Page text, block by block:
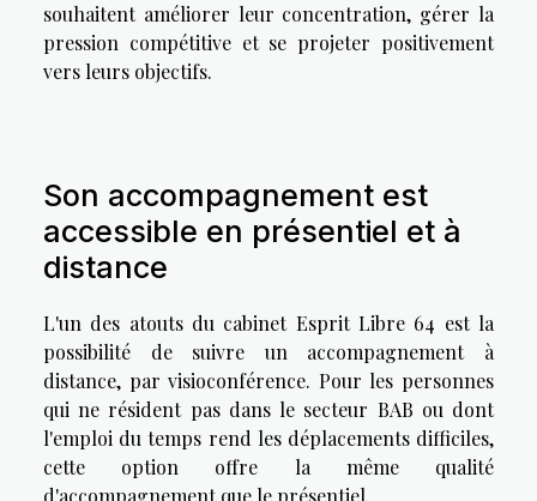
souhaitent améliorer leur concentration, gérer la
pression compétitive et se projeter positivement
vers leurs objectifs.
Son accompagnement est
accessible en présentiel et à
distance
L'un des atouts du cabinet Esprit Libre 64 est la
possibilité de suivre un accompagnement à
distance, par visioconférence. Pour les personnes
qui ne résident pas dans le secteur BAB ou dont
l'emploi du temps rend les déplacements difficiles,
cette option offre la même qualité
d'accompagnement que le présentiel.